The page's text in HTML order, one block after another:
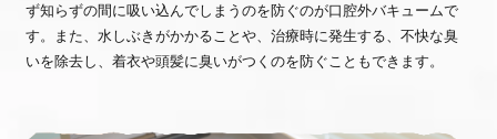
ず知らずの間に吸い込んでしまうのを防ぐのが口腔外バキュームで
す。また、水しぶきがかかることや、治療時に発生する、不快な臭
いを除去し、着衣や頭髪に臭いがつくのを防ぐこともできます。